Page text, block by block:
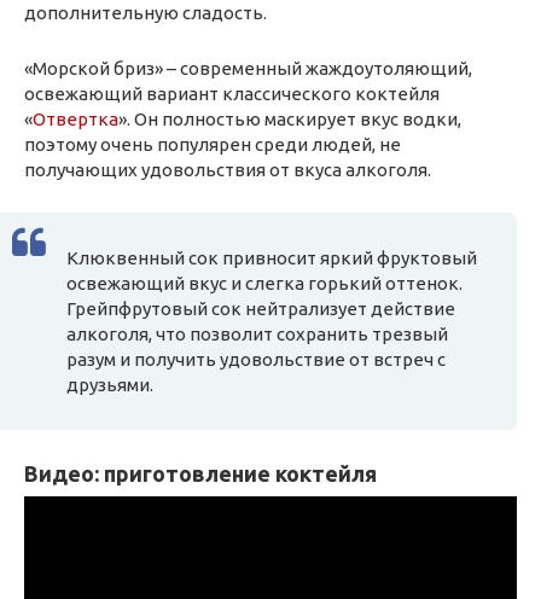
дополнительную сладость.
«Морской бриз» – современный жаждоутоляющий,
освежающий вариант классического коктейля
«Отвертка». Он полностью маскирует вкус водки,
поэтому очень популярен среди людей, не
получающих удовольствия от вкуса алкоголя.
Клюквенный сок привносит яркий фруктовый
освежающий вкус и слегка горький оттенок.
Грейпфрутовый сок нейтрализует действие
алкоголя, что позволит сохранить трезвый
разум и получить удовольствие от встреч с
друзьями.
Видео: приготовление коктейля